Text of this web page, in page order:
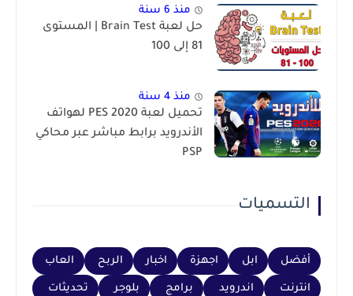
منذ 6 سنة
حل لعبة Brain Test | المستوى
81 إلى 100
منذ 4 سنة
تحميل لعبة PES 2020 لهواتف
الأندرويد برابط مباشر عبر محاكي
PSP
التسميات
أفضل ابل اجهزة اخبار الربح العاب
انترنت اندرويد برامج بلوجر تحديثات